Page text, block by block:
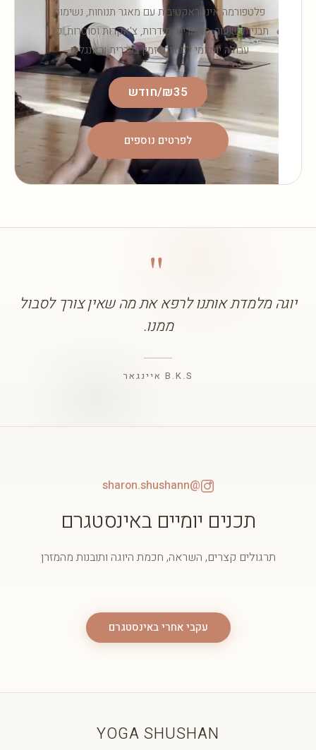
פלטפורמה אינטראקטיבית עם מאגר תנוחות, נשימות,
תבניות שיעור, מאמרים, מודרות, צ'אקרות וסוטרות, כלי
עבודה יומיומי למורות. זמין בעברית ובאנגלית.
₪35/חודש
לפרטים נוספים
"
יוגה מלמדת אותנו לרפא את מה שאין צורך לסבול
ממנו.
B.K.S איינגאר
@sharon.shushann
תכנים יומיים באינסטגרם
תרגולים קצרים, השראה, חכמת היוגה ותובנות מהמזרן
עקבי אחרי באינסטגרם
YOGA SHUSHAN